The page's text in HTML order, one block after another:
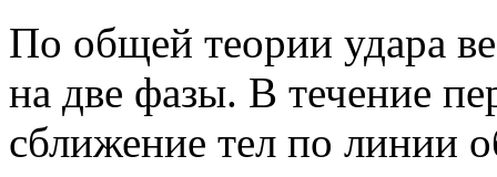
По общей теории удара
на две фазы. В течение
сближение тел по линии